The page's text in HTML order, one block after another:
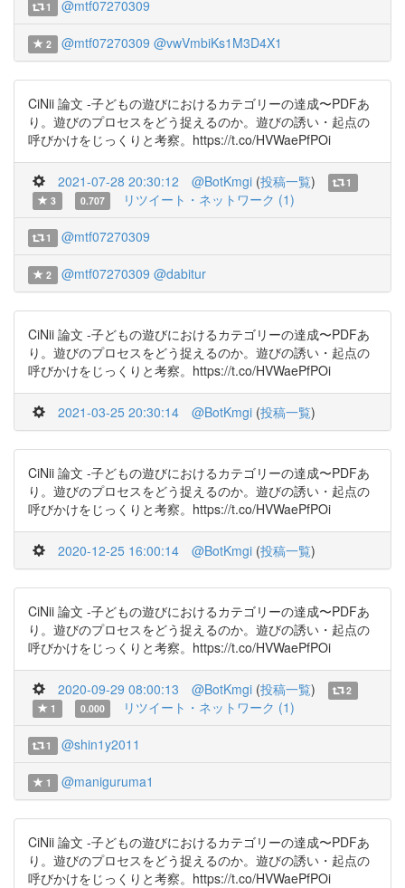
1 @mtf07270309
2 @mtf07270309 @vwVmbiKs1M3D4X1
CiNii 論文 -子どもの遊びにおけるカテゴリーの達成〜PDFあ
り。遊びのプロセスをどう捉えるのか。遊びの誘い・起点の
呼びかけをじっくりと考察。https://t.co/HVWaePfPOi
2021-07-28 20:30:12 @BotKmgi (投稿一覧)
1
3
0.707 リツイート・ネットワーク (1)
1 @mtf07270309
2 @mtf07270309 @dabitur
CiNii 論文 -子どもの遊びにおけるカテゴリーの達成〜PDFあ
り。遊びのプロセスをどう捉えるのか。遊びの誘い・起点の
呼びかけをじっくりと考察。https://t.co/HVWaePfPOi
2021-03-25 20:30:14 @BotKmgi (投稿一覧)
CiNii 論文 -子どもの遊びにおけるカテゴリーの達成〜PDFあ
り。遊びのプロセスをどう捉えるのか。遊びの誘い・起点の
呼びかけをじっくりと考察。https://t.co/HVWaePfPOi
2020-12-25 16:00:14 @BotKmgi (投稿一覧)
CiNii 論文 -子どもの遊びにおけるカテゴリーの達成〜PDFあ
り。遊びのプロセスをどう捉えるのか。遊びの誘い・起点の
呼びかけをじっくりと考察。https://t.co/HVWaePfPOi
2020-09-29 08:00:13 @BotKmgi (投稿一覧)
2
1
0.000 リツイート・ネットワーク (1)
1 @shin1y2011
1 @maniguruma1
CiNii 論文 -子どもの遊びにおけるカテゴリーの達成〜PDFあ
り。遊びのプロセスをどう捉えるのか。遊びの誘い・起点の
呼びかけをじっくりと考察。https://t.co/HVWaePfPOi